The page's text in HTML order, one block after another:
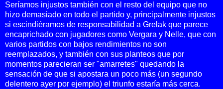
Seríamos injustos también con el resto del equipo que no
hizo demasiado en todo el partido y, principalmente injustos
si escindiéramos de responsabilidad a Grelak que parece
encaprichado con jugadores como Vergara y Nelle, que con
varios partidos con bajos rendimientos no son
reemplazados, y también con sus planteos que por
momentos parecieran ser "amarretes" quedando la
sensación de que si apostara un poco más (un segundo
delentero ayer por ejemplo) el triunfo estaría más cerca.